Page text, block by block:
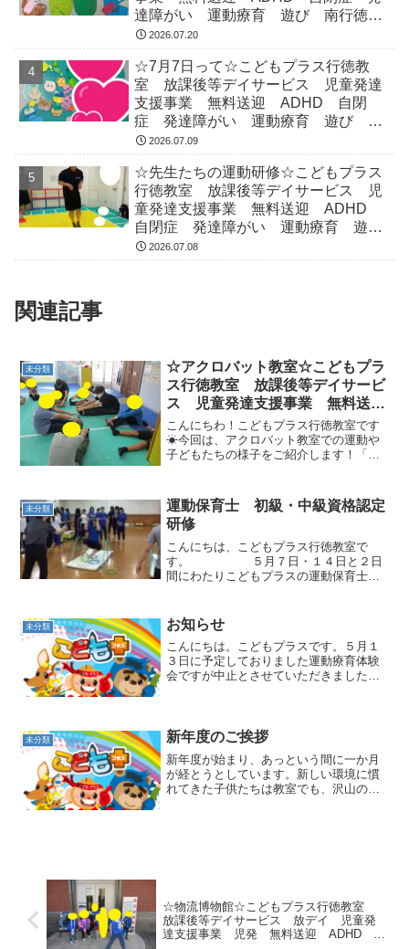
達障がい 運動療育 遊び 南行徳
市川市 浦安市
2026.07.20
☆7月7日って☆こどもプラス行徳教
室 放課後等デイサービス 児童発達
支援事業 無料送迎 ADHD 自閉
症 発達障がい 運動療育 遊び 南
行徳 市川市 浦安市
2026.07.09
☆先生たちの運動研修☆こどもプラス
行徳教室 放課後等デイサービス 児
童発達支援事業 無料送迎 ADHD
自閉症 発達障がい 運動療育 遊
び 南行徳 市川市 浦安市
2026.07.08
関連記事
未分類
☆アクロバット教室☆こどもプラ
ス行徳教室 放課後等デイサービ
ス 児童発達支援事業 無料送
迎 ADHD 自閉症 発達障が
い 運動療育 遊び 南行徳 市
川市 浦安市 江戸川区
こんにちわ！こどもプラス行徳教室です
☀今回は、アクロバット教室での運動や
子どもたちの様子をご紹介します！「柔
しないために、体の活動範囲を広げるた
めにも柔軟を行います！ま...
未分類
運動保育士 初級・中級資格認定
研修
こんにちは、こどもプラス行徳教室で
す。 ５月７日・１４日と２日
間にわたりこどもプラスの運動保育士
合同で行いました。休日の研修なので行
徳...
未分類 お知らせ
こんにちは。こどもプラスです。５月１
３日に予定しておりました運動療育体験
会ですが中止とさせていただきました。
す。もちろんご希望される...
未分類 新年度のご挨拶
新年度が始まり、あっという間に一か月
が経とうとしています。新しい環境に慣
れてきた子供たちは教室でも、沢山の笑
☆物流博物館☆こどもプラス行徳教室
放課後等デイサービス 放デイ 児童発
達支援事業 児発 無料送迎 ADHD 自